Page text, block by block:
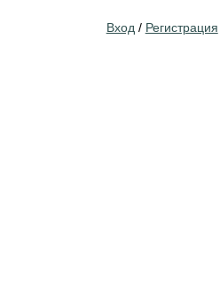
Вход / Регистрация